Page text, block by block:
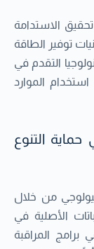
الاستدامة
توفير الطاقة
التقدم في
الموارد
التنوع
من خلال
الأصلية في
برامج المراقبة